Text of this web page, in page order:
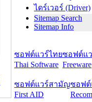
ไดร์เวอร์ (Driver)
Sitemap Search
Sitemap Info
ซอฟต์แวร์ไทย
Thai Software
ซอฟต์แ
Freeware
ซอฟต์แวร์สามัญ
First AID
ซอฟต์